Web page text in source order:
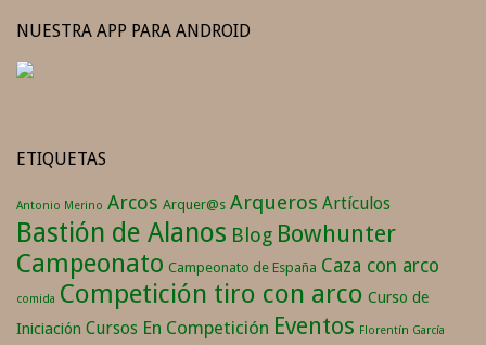
NUESTRA APP PARA ANDROID
ETIQUETAS
Antonio Merino Arcos Arquer@s Arqueros Artículos
Bastión de Alanos Blog Bowhunter
Campeonato Campeonato de España Caza con arco
comida Competición tiro con arco Curso de
Iniciación Cursos En Competición Eventos Florentín García